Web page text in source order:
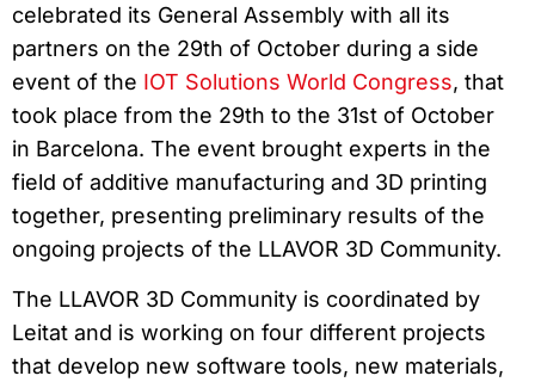
celebrated its General Assembly with all its
partners on the 29th of October during a side
event of the IOT Solutions World Congress, that
took place from the 29th to the 31st of October
in Barcelona. The event brought experts in the
field of additive manufacturing and 3D printing
together, presenting preliminary results of the
ongoing projects of the LLAVOR 3D Community.
The LLAVOR 3D Community is coordinated by
Leitat and is working on four different projects
that develop new software tools, new materials,